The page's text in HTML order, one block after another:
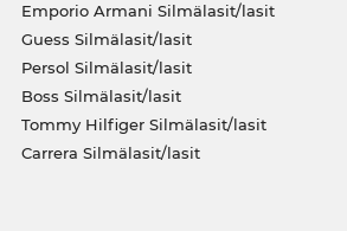
Emporio Armani Silmälasit/lasit
Guess Silmälasit/lasit
Persol Silmälasit/lasit
Boss Silmälasit/lasit
Tommy Hilfiger Silmälasit/lasit
Carrera Silmälasit/lasit